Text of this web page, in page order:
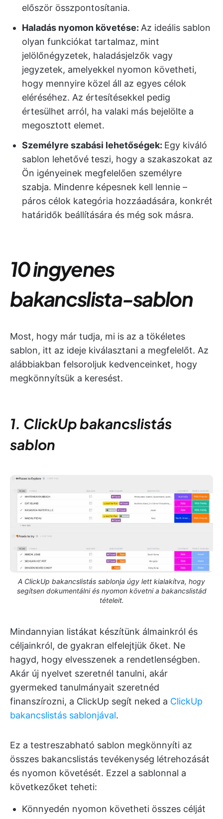
először összpontosítania.
Haladás nyomon követése: Az ideális sablon
olyan funkciókat tartalmaz, mint
jelölőnégyzetek, haladásjelzők vagy
jegyzetek, amelyekkel nyomon követheti,
hogy mennyire közel áll az egyes célok
eléréséhez. Az értesítésekkel pedig
értesülhet arról, ha valaki más bejelölte a
megosztott elemet.
Személyre szabási lehetőségek: Egy kiváló
sablon lehetővé teszi, hogy a szakaszokat az
Ön igényeinek megfelelően személyre
szabja. Mindenre képesnek kell lennie –
páros célok kategória hozzáadására, konkrét
határidők beállítására és még sok másra.
10 ingyenes
bakancslista-sablon
Most, hogy már tudja, mi is az a tökéletes
sablon, itt az ideje kiválasztani a megfelelőt. Az
alábbiakban felsoroljuk kedvenceinket, hogy
megkönnyítsük a keresést.
1. ClickUp bakancslistás
sablon
A ClickUp bakancslistás sablonja úgy lett kialakítva, hogy
segítsen dokumentálni és nyomon követni a bakancslistád
tételeit.
Mindannyian listákat készítünk álmainkról és
céljainkról, de gyakran elfelejtjük őket. Ne
hagyd, hogy elvesszenek a rendetlenségben.
Akár új nyelvet szeretnél tanulni, akár
gyermeked tanulmányait szeretnéd
finanszírozni, a ClickUp segít neked a ClickUp
bakancslistás sablonjával.
Ez a testreszabható sablon megkönnyíti az
összes bakancslistás tevékenység létrehozását
és nyomon követését. Ezzel a sablonnal a
következőket teheti:
Könnyedén nyomon követheti összes célját